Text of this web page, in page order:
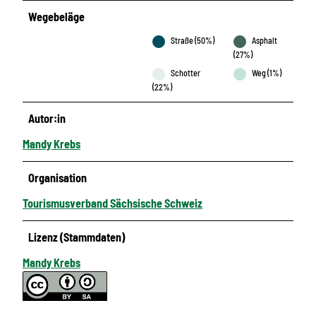
Wegebeläge
Straße (50%)
Asphalt
(27%)
Schotter
(22%)
Weg (1%)
Autor:in
Mandy Krebs
Organisation
Tourismusverband Sächsische Schweiz
Lizenz (Stammdaten)
Mandy Krebs